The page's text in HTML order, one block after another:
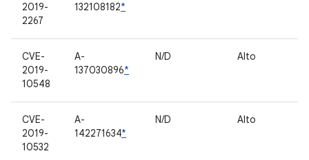
2019-
2267
132108182*
CVE-
2019-
10548
A-
137030896*
N/D Alto
CVE-
2019-
10532
A-
142271634*
N/D Alto